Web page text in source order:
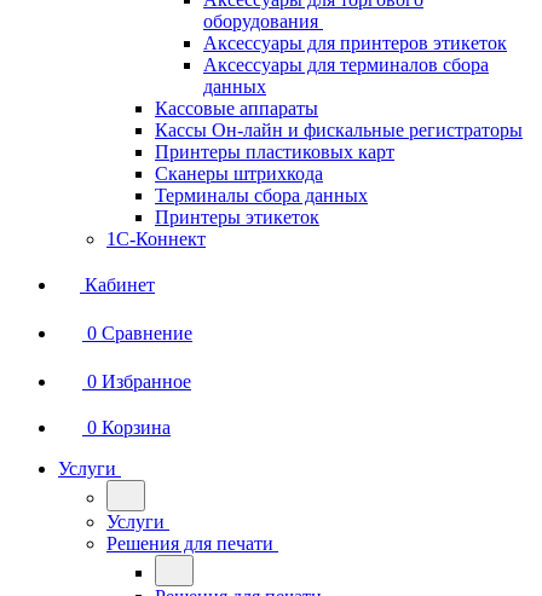
оборудования
Аксессуары для принтеров этикеток
Аксессуары для терминалов сбора
данных
Кассовые аппараты
Кассы Он-лайн и фискальные регистраторы
Принтеры пластиковых карт
Сканеры штрихкода
Терминалы сбора данных
Принтеры этикеток
1С-Коннект
Кабинет
0 Сравнение
0 Избранное
0 Корзина
Услуги
Услуги
Решения для печати